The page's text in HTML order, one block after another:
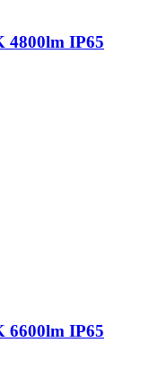
4800lm IP65
6600lm IP65